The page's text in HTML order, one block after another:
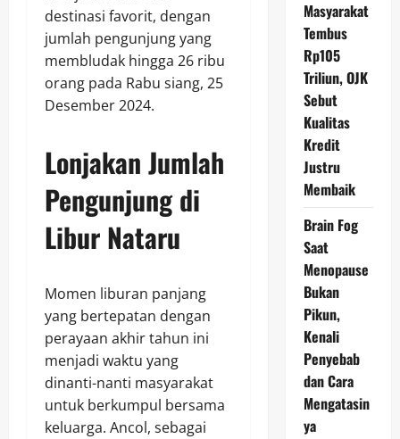
destinasi favorit, dengan
jumlah pengunjung yang
membludak hingga 26 ribu
orang pada Rabu siang, 25
Desember 2024.
Lonjakan Jumlah
Pengunjung di
Libur Nataru
Momen liburan panjang
yang bertepatan dengan
perayaan akhir tahun ini
menjadi waktu yang
dinanti-nanti masyarakat
untuk berkumpul bersama
keluarga. Ancol, sebagai
Masyarakat
Tembus
Rp105
Triliun, OJK
Sebut
Kualitas
Kredit
Justru
Membaik
Brain Fog
Saat
Menopause
Bukan
Pikun,
Kenali
Penyebab
dan Cara
Mengatasin
ya